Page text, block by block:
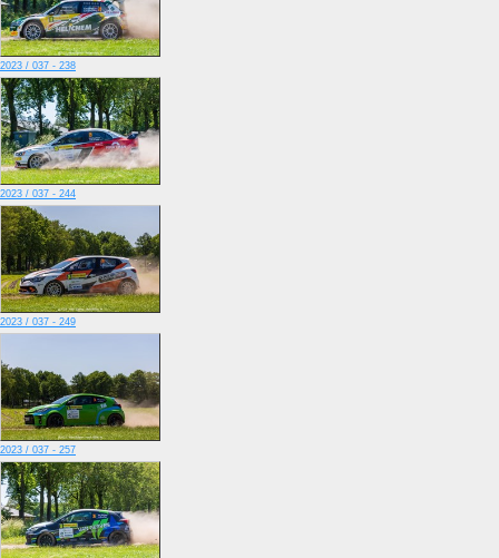
2023 / 037 - 238
2023 / 037 - 244
2023 / 037 - 249
2023 / 037 - 257